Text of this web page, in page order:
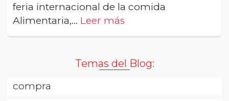
feria internacional de la comida
Alimentaria,... Leer más
Temas del Blog:
compra